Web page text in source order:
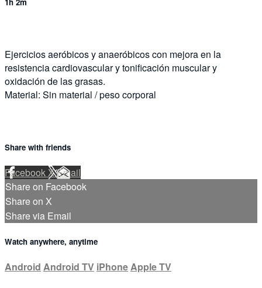
Ejercicios aeróbicos y anaeróbicos con mejora en la
resistencia cardiovascular y tonificación muscular y
oxidación de las grasas.
Material: Sin material / peso corporal
Share with friends
FacebookXEmail
Share on Facebook
Share on X
Share via Email
Watch anywhere, anytime
Android Android TV iPhoneApple TV